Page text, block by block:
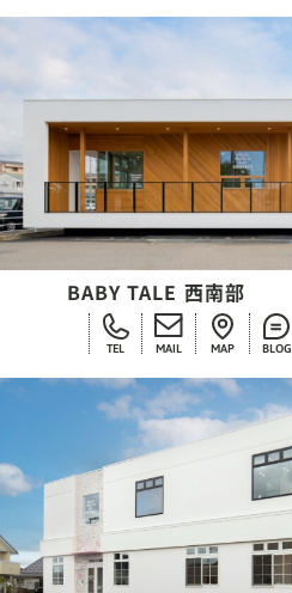
BABY TALE 西南部
TEL MAIL MAP BLOG